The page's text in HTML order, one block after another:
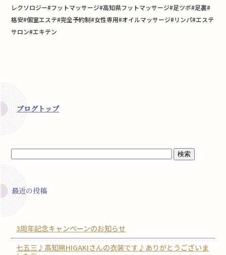
レクソロジー#フットマッサージ#高知県フットマッサージ#足ツボ#足裏#
格安#個室エステ#完全予約制#女性専用#オイルマッサージ#リンパ#エステ
サロン#エキテン
ブログトップ
最近の投稿
3周年記念キャンペーンのお知らせ
七五三♪高知県HIGAKIさんの衣装です♪ありがとうございま